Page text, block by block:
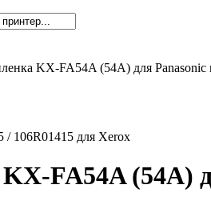
KX-FA54A (54A) для Panasonic
FA54A (54A)